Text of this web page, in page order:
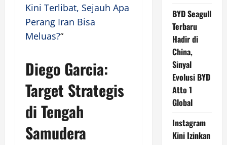
Kini Terlibat, Sejauh Apa
Perang Iran Bisa
Meluas?“
Diego Garcia:
Target Strategis
di Tengah
Samudera
BYD Seagull
Terbaru
Hadir di
China,
Sinyal
Evolusi BYD
Atto 1
Global
Instagram
Kini Izinkan